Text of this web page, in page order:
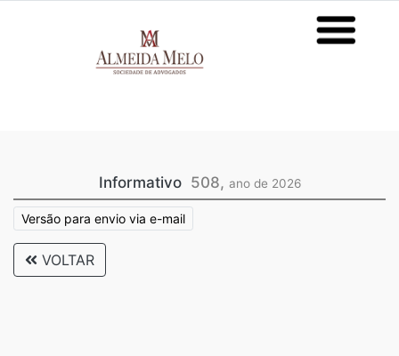
Informativo508, ano de 2026
Versão para envio via e-mail
VOLTAR